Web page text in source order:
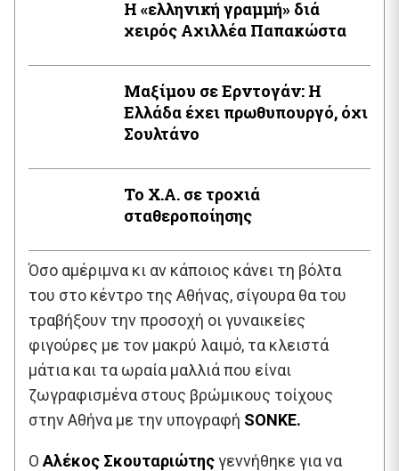
Η «ελληνική γραμμή» διά
χειρός Aχιλλέα Παπακώστα
Μαξίμου σε Ερντογάν: Η
Ελλάδα έχει πρωθυπουργό, όχι
Σουλτάνο
Το Χ.Α. σε τροχιά
σταθεροποίησης
Όσο αμέριμνα κι αν κάποιος κάνει τη βόλτα
του στο κέντρο της Αθήνας, σίγουρα θα του
τραβήξουν την προσοχή οι γυναικείες
φιγούρες με τον μακρύ λαιμό, τα κλειστά
μάτια και τα ωραία μαλλιά που είναι
ζωγραφισμένα στους βρώμικους τοίχους
στην Αθήνα με την υπογραφή SONKE.
Ο Αλέκος Σκουταριώτηςγεννήθηκε για να